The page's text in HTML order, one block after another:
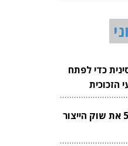
כדי לפתח
הזכוכית
"המלחמה הכפילה פי 5 את שוק הייצור